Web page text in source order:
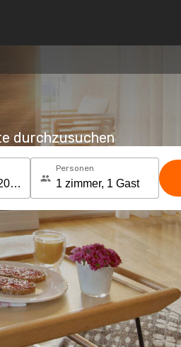
durchzusuchen
Personen